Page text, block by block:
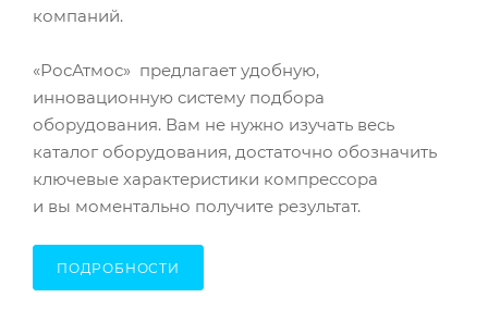
компаний.
«РосАтмос» предлагает удобную,
инновационную систему подбора
оборудования. Вам не нужно изучать весь
каталог оборудования, достаточно обозначить
ключевые характеристики компрессора
и вы моментально получите результат.
ПОДРОБНОСТИ